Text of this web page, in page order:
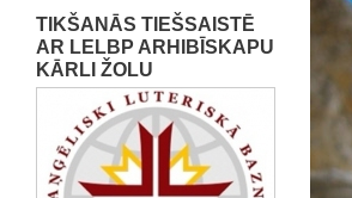
TIKŠANĀS TIEŠSAISTĒ
AR LELBP ARHIBĪSKAPU
KĀRLI ŽOLU